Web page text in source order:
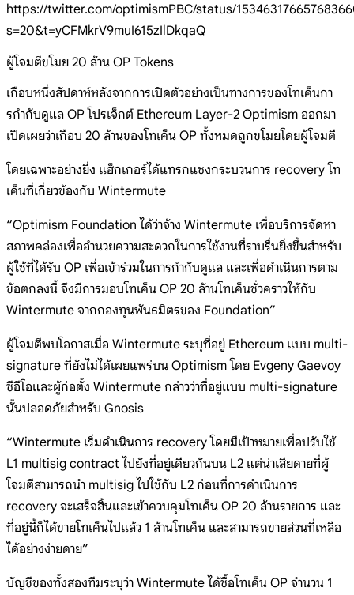
https://twitter.com/optimismPBC/status/
s=20&t=yCFMkrV9muI615zIlDkqaQ
ผู้โจมตีขโมย 20 ล้าน OP Tokens
เกือบหนึ่งสัปดาห์หลังจากการเปิดตัวอย่างเป็นทางการของโทเค็นกา
รกำกับดูแล OP โปรเจ็กต์ Ethereum Layer-2 Optimism ออกมา
เปิดเผยว่าเกือบ 20 ล้านของโทเค็น OP ทั้งหมดถูกขโมยโดยผู้โจมตี
โดยเฉพาะอย่างยิ่ง แฮ็กเกอร์ได้แทรกแซงกระบวนการ recovery โท
เค็นที่เกี่ยวข้องกับ Wintermute
“Optimism Foundation ได้ว่าจ้าง Wintermute เพื่อบริการจัดหา
สภาพคล่องเพื่ออำนวยความสะดวกในการใช้งานที่ราบรื่นยิ่งขึ้นสำหรับ
ผู้ใช้ที่ได้รับ OP เพื่อเข้าร่วมในการกำกับดูแล และเพื่อดำเนินการตาม
ข้อตกลงนี้ จึงมีการมอบโทเค็น OP 20 ล้านโทเค็นชั่วคราวให้กับ
Wintermute จากกองทุนพันธมิตรของ Foundation”
ผู้โจมตีพบโอกาสเมื่อ Wintermute ระบุที่อยู่ Ethereum แบบ multi-
signature ที่ยังไม่ได้เผยแพร่บน Optimism โดย Evgeny Gaevoy
ซีอีโอและผู้ก่อตั้ง Wintermute กล่าวว่าที่อยู่แบบ multi-signature
นั้นปลอดภัยสำหรับ Gnosis
“Wintermute เริ่มดำเนินการ recovery โดยมีเป้าหมายเพื่อปรับใช้
L1 multisig contract ไปยังที่อยู่เดียวกันบน L2 แต่น่าเสียดายที่ผู้
โจมตีสามารถนำ multisig ไปใช้กับ L2 ก่อนที่การดำเนินการ
recovery จะเสร็จสิ้นและเข้าควบคุมโทเค็น OP 20 ล้านรายการ และ
ที่อยู่นี้ก็ได้ขายโทเค็นไปแล้ว 1 ล้านโทเค็น และสามารถขายส่วนที่เหลือ
ได้อย่างง่ายดาย”
บัญชีของทั้งสองทีมระบุว่า Wintermute ได้ซื้อโทเค็น OP จำนวน 1